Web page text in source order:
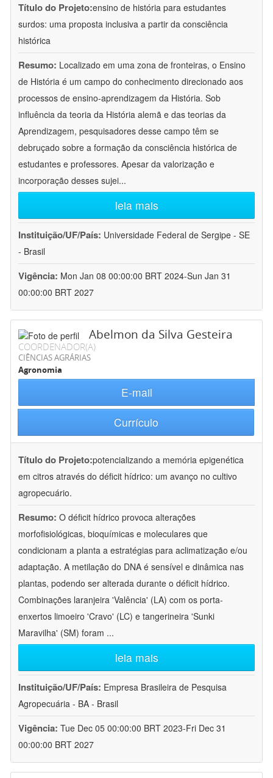
Título do Projeto:ensino de história para estudantes
surdos: uma proposta inclusiva a partir da consciência
histórica
Resumo: Localizado em uma zona de fronteiras, o Ensino
de História é um campo do conhecimento direcionado aos
processos de ensino-aprendizagem da História. Sob
influência da teoria da História alemã e das teorias da
Aprendizagem, pesquisadores desse campo têm se
debruçado sobre a formação da consciência histórica de
estudantes e professores. Apesar da valorização e
incorporação desses sujei...
leia mais
Instituição/UF/País: Universidade Federal de Sergipe - SE
- Brasil
Vigência: Mon Jan 08 00:00:00 BRT 2024-Sun Jan 31
00:00:00 BRT 2027
Abelmon da Silva Gesteira
COORDENADOR(A)
CIÊNCIAS AGRÁRIAS
Agronomia
E-mail
Currículo
Título do Projeto:potencializando a memória epigenética
em citros através do déficit hídrico: um avanço no cultivo
agropecuário.
Resumo: O déficit hídrico provoca alterações
morfofisiológicas, bioquímicas e moleculares que
condicionam a planta a estratégias para aclimatização e/ou
adaptação. A metilação do DNA é sensível e dinâmica nas
plantas, podendo ser alterada durante o déficit hídrico.
Combinações laranjeira 'Valência' (LA) com os porta-
enxertos limoeiro 'Cravo' (LC) e tangerineira 'Sunki
Maravilha' (SM) foram ...
leia mais
Instituição/UF/País: Empresa Brasileira de Pesquisa
Agropecuária - BA - Brasil
Vigência: Tue Dec 05 00:00:00 BRT 2023-Fri Dec 31
00:00:00 BRT 2027